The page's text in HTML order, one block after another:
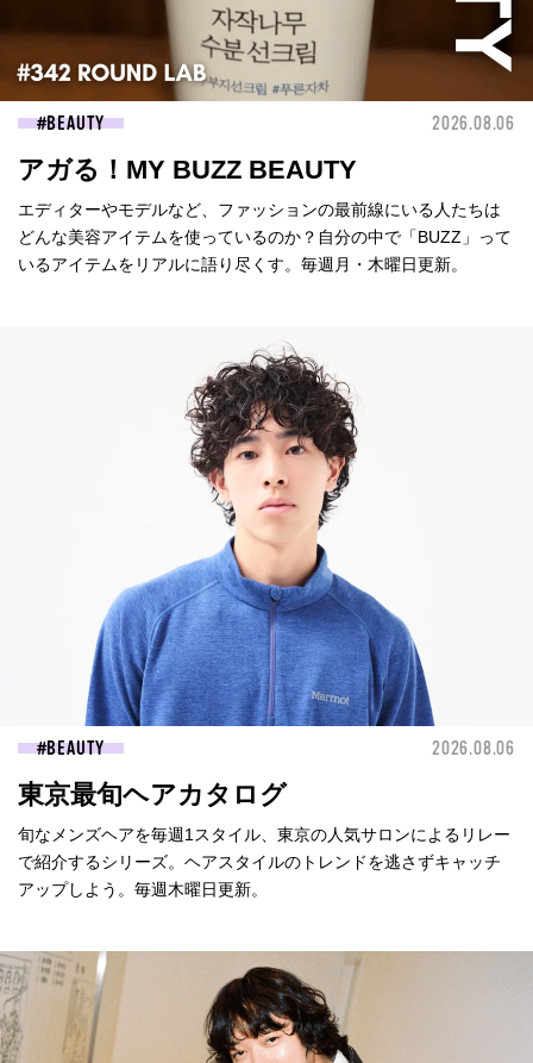
BEAUTY 2026.08.06
アガる！MY BUZZ BEAUTY
エディターやモデルなど、ファッションの最前線にいる人たちは
どんな美容アイテムを使っているのか？自分の中で「BUZZ」って
いるアイテムをリアルに語り尽くす。毎週月・木曜日更新。
BEAUTY 2026.08.06
東京最旬ヘアカタログ
旬なメンズヘアを毎週1スタイル、東京の人気サロンによるリレー
で紹介するシリーズ。ヘアスタイルのトレンドを逃さずキャッチ
アップしよう。毎週木曜日更新。